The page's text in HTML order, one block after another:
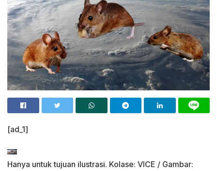
[ad_1]
Hanya untuk tujuan ilustrasi. Kolase: VICE / Gambar: